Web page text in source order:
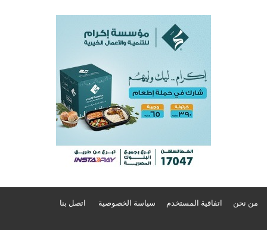
من نحن اتفاقية المستخدم سياسة الخصوصية اتصل بنا